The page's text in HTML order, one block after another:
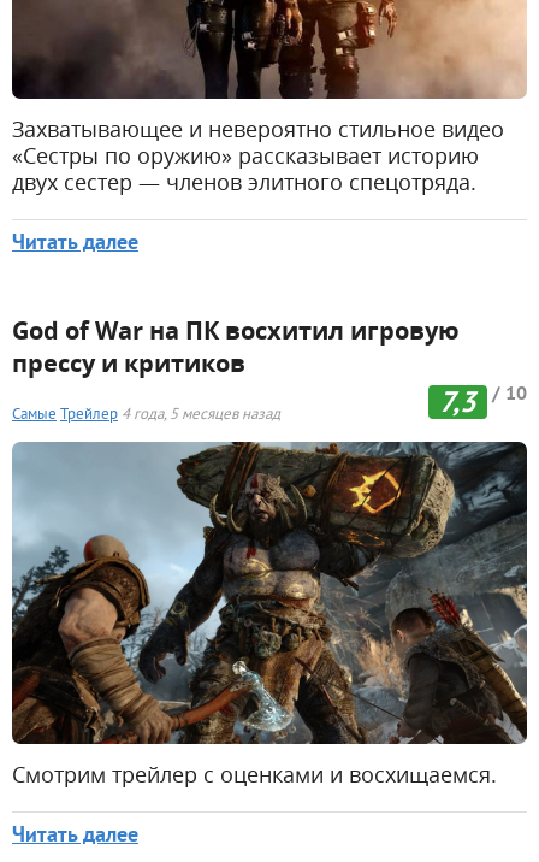
Захватывающее и невероятно стильное видео
«Сестры по оружию» рассказывает историю
двух сестер — членов элитного спецотряда.
Читать далее
God of War на ПК восхитил игровую
прессу и критиков
7,3 / 10
Самые Трейлер 4 года, 5 месяцев назад
Смотрим трейлер с оценками и восхищаемся.
Читать далее